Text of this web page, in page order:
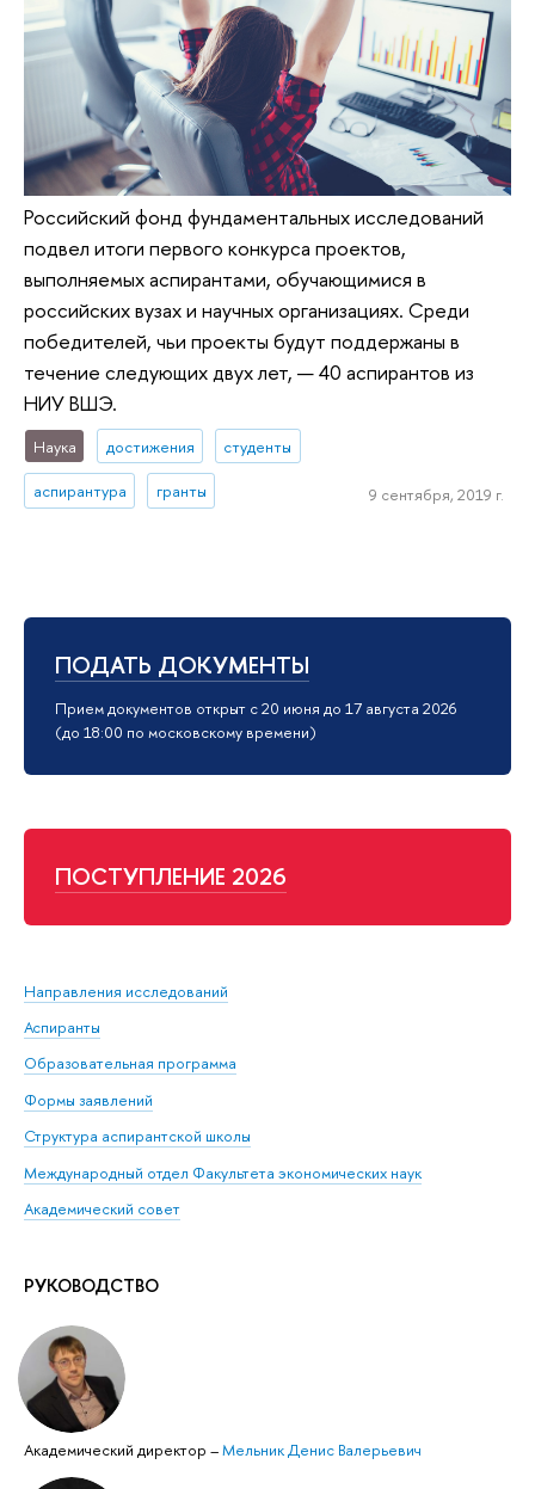
ПОДАТЬ ДОКУМЕНТЫ
Прием документов открыт с 20 июня до 17 августа 2026
(до 18:00 по московскому времени)
ПОСТУПЛЕНИЕ 2026
Направления исследований
Аспиранты
Образовательная программа
Формы заявлений
Структура аспирантской школы
Международный отдел Факультета экономических наук
Академический совет
РУКОВОДСТВО
Академический директор –Мельник Денис Валерьевич
Российский фонд фундаментальных исследований
подвел итоги первого конкурса проектов,
выполняемых аспирантами, обучающимися в
российских вузах и научных организациях. Среди
победителей, чьи проекты будут поддержаны в
течение следующих двух лет, — 40 аспирантов из
НИУ ВШЭ.
Наука достижения студенты
аспирантура гранты 9 сентября, 2019 г.